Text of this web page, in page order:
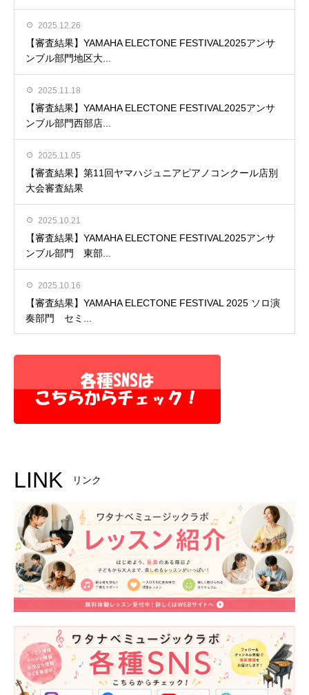
2025.12.26
【審査結果】YAMAHA ELECTONE FESTIVAL2025アンサ
ンブル部門地区大...
2025.11.18
【審査結果】YAMAHA ELECTONE FESTIVAL2025アンサ
ンブル部門西部店...
2025.11.05
【審査結果】第11回ヤマハジュニアピアノコンクール店別
大会審査結果
2025.10.21
【審査結果】YAMAHA ELECTONE FESTIVAL2025アンサ
ンブル部門 東部...
2025.10.16
【審査結果】YAMAHA ELECTONE FESTIVAL 2025 ソロ演
奏部門 セミ...
LINK リンク